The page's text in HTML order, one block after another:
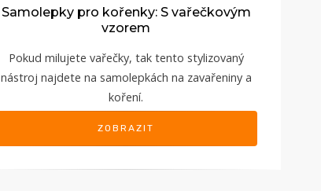
Samolepky pro kořenky: S vařečkovým
vzorem
Pokud milujete vařečky, tak tento stylizovaný
nástroj najdete na samolepkách na zavařeniny a
koření.
ZOBRAZIT